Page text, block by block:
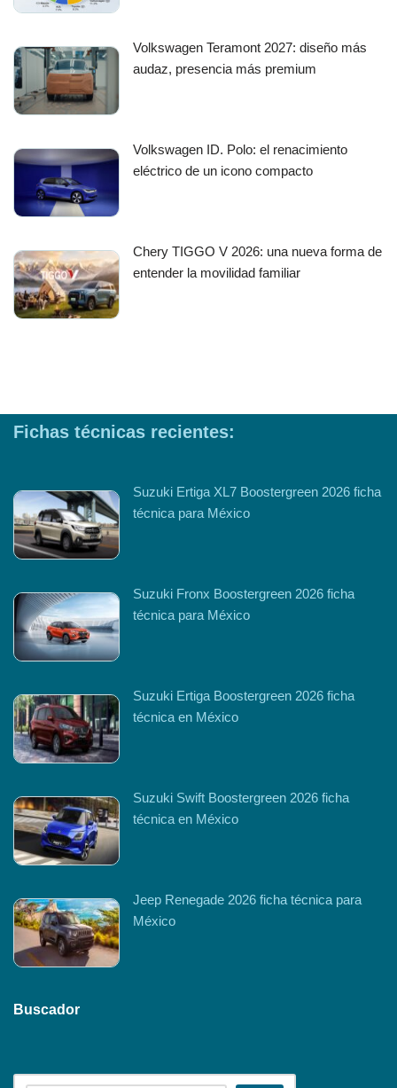
Volkswagen Teramont 2027: diseño más
audaz, presencia más premium
Volkswagen ID. Polo: el renacimiento
eléctrico de un icono compacto
Chery TIGGO V 2026: una nueva forma de
entender la movilidad familiar
Fichas técnicas recientes:
Suzuki Ertiga XL7 Boostergreen 2026 ficha
técnica para México
Suzuki Fronx Boostergreen 2026 ficha
técnica para México
Suzuki Ertiga Boostergreen 2026 ficha
técnica en México
Suzuki Swift Boostergreen 2026 ficha
técnica en México
Jeep Renegade 2026 ficha técnica para
México
Buscador